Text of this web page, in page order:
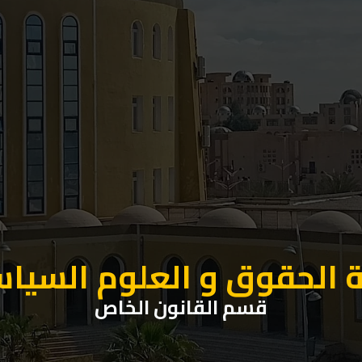
الحقوق و العلوم
قسم القانون الخاص